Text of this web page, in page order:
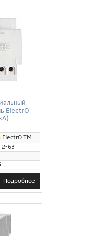
ElectrO
ElectrO TM
2-63
Подробнее